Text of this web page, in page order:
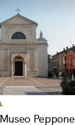
Peppone